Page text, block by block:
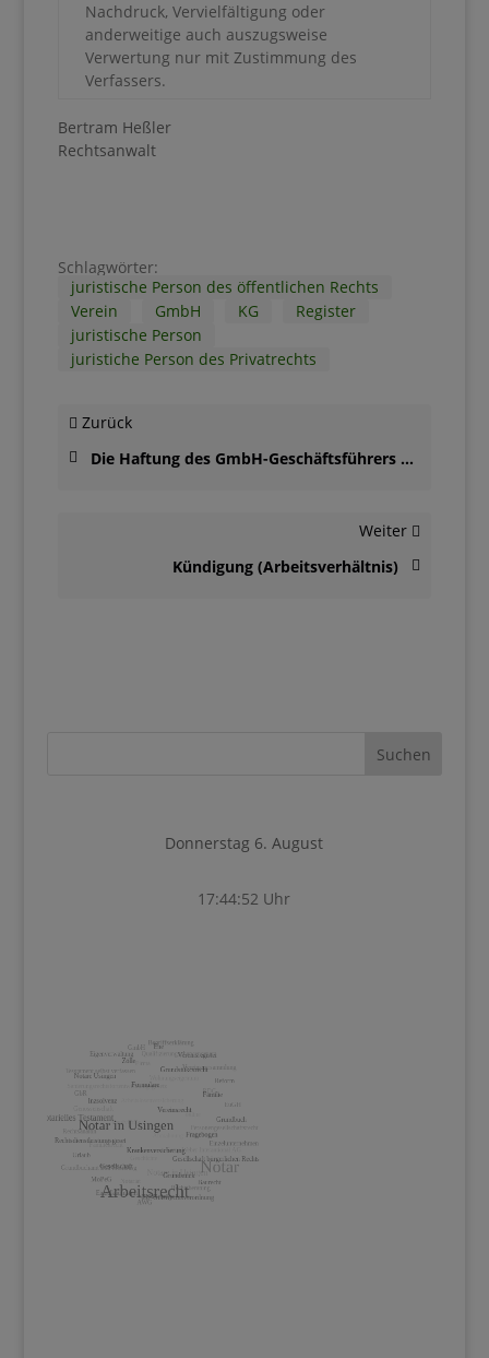
Nachdruck, Vervielfältigung oder
anderweitige auch auszugsweise
Verwertung nur mit Zustimmung des
Verfassers.
Bertram Heßler
Rechtsanwalt
Schlagwörter:
juristische Person des öffentlichen Rechts
Verein
GmbH KG
Register
juristische Person
juristiche Person des Privatrechts
Zurück
Die Haftung des GmbH-Geschäftsführers bei Geschäftsverteilung oder Ressortaufteilung
Weiter
Kündigung (Arbeitsverhältnis)
Donnerstag 6. August
17:44:52 Uhr